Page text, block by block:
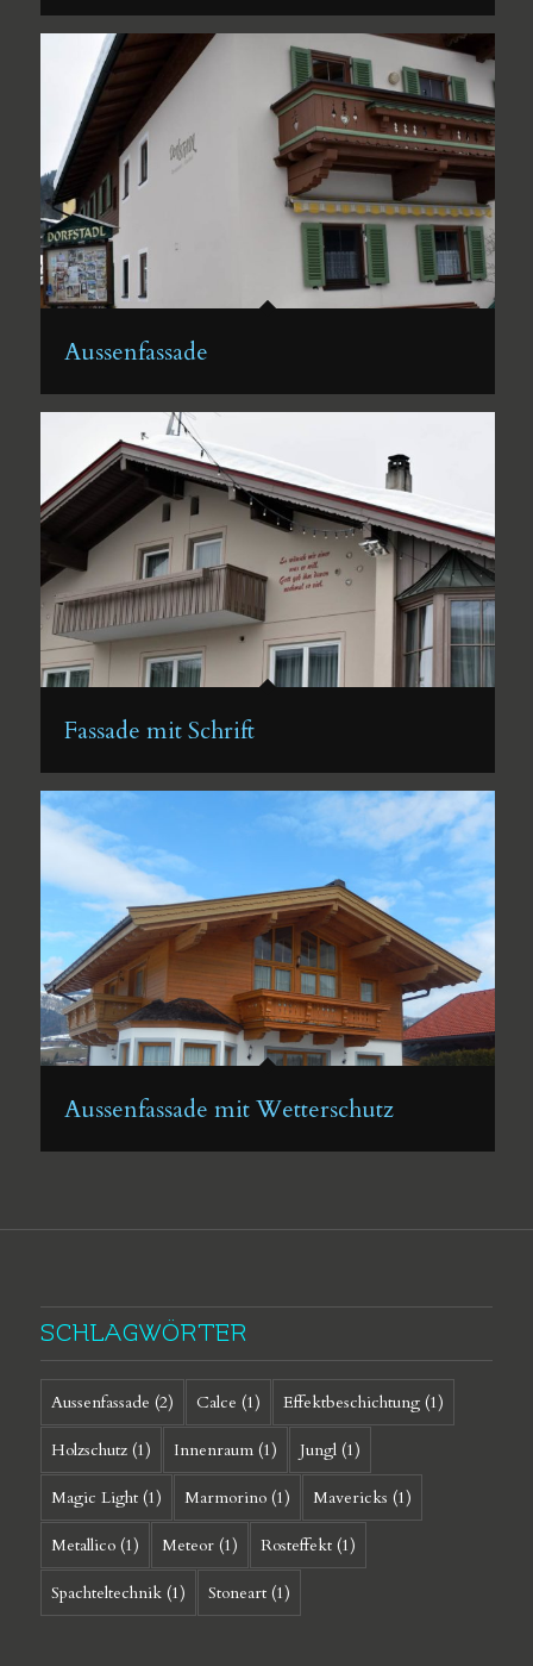
Aussenfassade
Fassade mit Schrift
Aussenfassade mit Wetterschutz
SCHLAGWÖRTER
Aussenfassade (2) Calce (1) Effektbeschichtung(1)
Holzschutz(1) Innenraum(1) Jungl(1)
Magic Light(1) Marmorino(1) Mavericks (1)
Metallico(1) Meteor(1) Rosteffekt(1)
Spachteltechnik(1) Stoneart(1)